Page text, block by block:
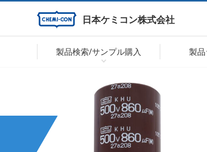
日本ケミコン株式会社
製品検索/サンプル購入 製